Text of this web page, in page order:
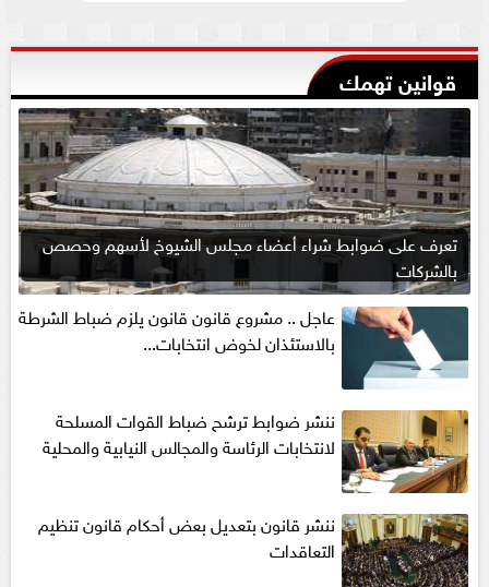
قوانين تهمك
تعرف على ضوابط شراء أعضاء مجلس الشيوخ لأسهم وحصص
بالشركات
عاجل .. مشروع قانون قانون يلزم ضباط الشرطة
بالاستئذان لخوض انتخابات...
ننشر ضوابط ترشح ضباط القوات المسلحة
لانتخابات الرئاسة والمجالس النيابية والمحلية‎
ننشر قانون بتعديل بعض أحكام قانون تنظيم
التعاقدات